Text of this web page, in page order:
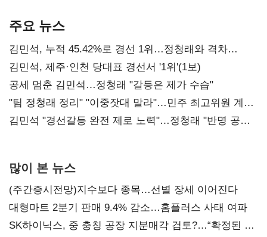
주요 뉴스
김민석, 누적 45.42%로 경선 1위…정청래와 격차
0.86%p(2보)
김민석, 제주·인천 당대표 경선서 '1위'(1보)
공세 멈춘 김민석…정청래 "갈등은 제가 수습"
"팀 정청래 정리" "이중잣대 말라"…민주 최고위원 계파
다툼 격화
김민석 "경선갈등 완전 제로 노력"…정청래 "반명 공세
많이 본 뉴스
(주간증시전망)지수보다 종목…선별 장세 이어진다
대형마트 2분기 판매 9.4% 감소…홈플러스 사태 여파
SK하이닉스, 중 충칭 공장 지분매각 검토?…“확정된 바